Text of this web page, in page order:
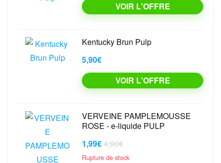
VOIR L'OFFRE
Kentucky Brun Pulp
5,90€
VOIR L'OFFRE
VERVEINE PAMPLEMOUSSE
ROSE - e-liquide PULP
1,99€4,90€
Rupture de stock